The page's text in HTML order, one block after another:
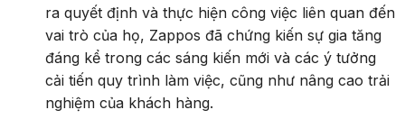
ra quyết định và thực hiện công việc liên quan đến
vai trò của họ, Zappos đã chứng kiến sự gia tăng
đáng kể trong các sáng kiến mới và các ý tưởng
cải tiến quy trình làm việc, cũng như nâng cao trải
nghiệm của khách hàng.